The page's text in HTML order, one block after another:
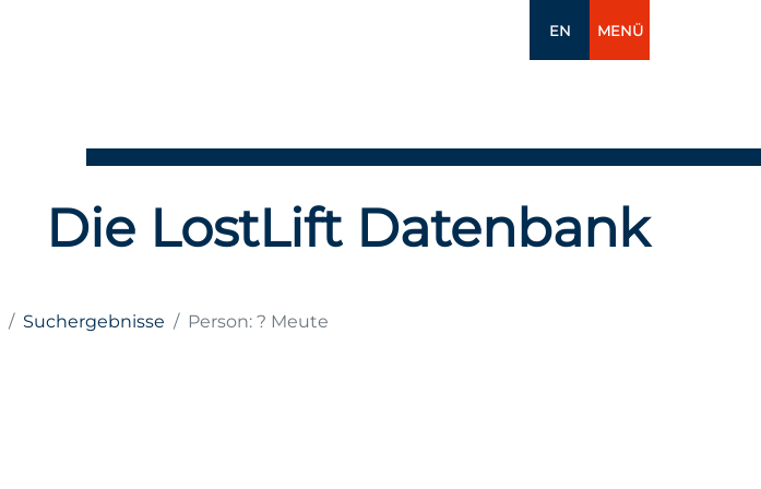
EN MENÜ
Die LostLift Datenbank
Suchergebnisse Person: ? Meute